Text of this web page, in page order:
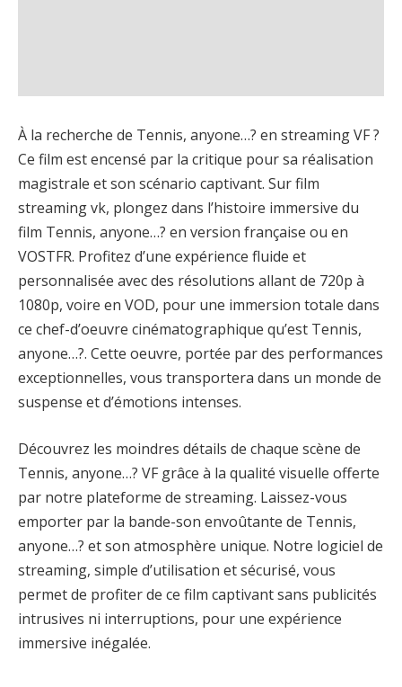
À la recherche de Tennis, anyone…? en streaming VF ?
Ce film est encensé par la critique pour sa réalisation
magistrale et son scénario captivant. Sur film
streaming vk, plongez dans l’histoire immersive du
film Tennis, anyone…? en version française ou en
VOSTFR. Profitez d’une expérience fluide et
personnalisée avec des résolutions allant de 720p à
1080p, voire en VOD, pour une immersion totale dans
ce chef-d’oeuvre cinématographique qu’est Tennis,
anyone…?. Cette oeuvre, portée par des performances
exceptionnelles, vous transportera dans un monde de
suspense et d’émotions intenses.
Découvrez les moindres détails de chaque scène de
Tennis, anyone…? VF grâce à la qualité visuelle offerte
par notre plateforme de streaming. Laissez-vous
emporter par la bande-son envoûtante de Tennis,
anyone…? et son atmosphère unique. Notre logiciel de
streaming, simple d’utilisation et sécurisé, vous
permet de profiter de ce film captivant sans publicités
intrusives ni interruptions, pour une expérience
immersive inégalée.